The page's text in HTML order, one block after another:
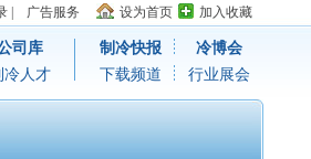
| 广告服务 设为首页 加入收藏
司库
冷人才
制冷快报
冷博会
下载频道
行业展会